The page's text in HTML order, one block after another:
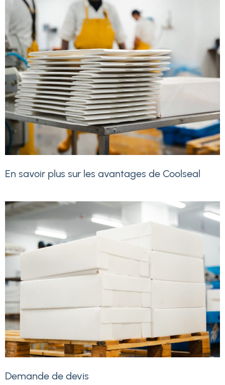
En savoir plus sur les avantages de Coolseal
Demande de devis